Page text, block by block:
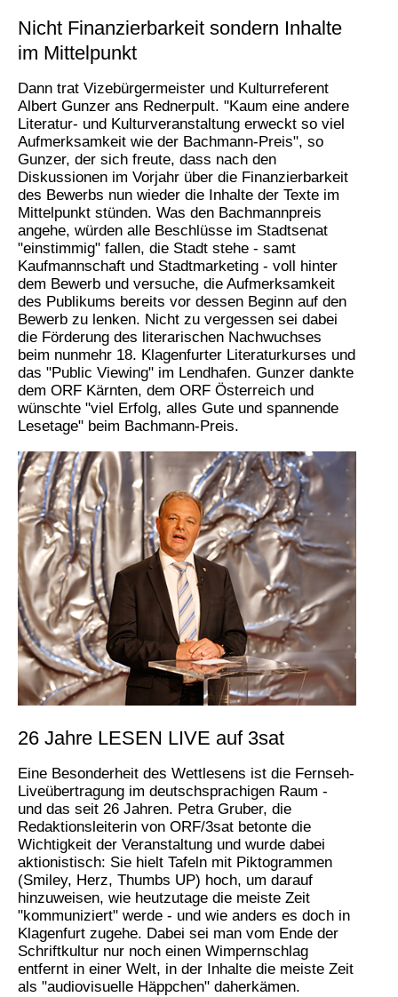
Nicht Finanzierbarkeit sondern Inhalte
im Mittelpunkt
Dann trat Vizebürgermeister und Kulturreferent
Albert Gunzer ans Rednerpult. "Kaum eine andere
Literatur- und Kulturveranstaltung erweckt so viel
Aufmerksamkeit wie der Bachmann-Preis", so
Gunzer, der sich freute, dass nach den
Diskussionen im Vorjahr über die Finanzierbarkeit
des Bewerbs nun wieder die Inhalte der Texte im
Mittelpunkt stünden. Was den Bachmannpreis
angehe, würden alle Beschlüsse im Stadtsenat
"einstimmig" fallen, die Stadt stehe - samt
Kaufmannschaft und Stadtmarketing - voll hinter
dem Bewerb und versuche, die Aufmerksamkeit
des Publikums bereits vor dessen Beginn auf den
Bewerb zu lenken. Nicht zu vergessen sei dabei
die Förderung des literarischen Nachwuchses
beim nunmehr 18. Klagenfurter Literaturkurses und
das "Public Viewing" im Lendhafen. Gunzer dankte
dem ORF Kärnten, dem ORF Österreich und
wünschte "viel Erfolg, alles Gute und spannende
Lesetage" beim Bachmann-Preis.
26 Jahre LESEN LIVE auf 3sat
Eine Besonderheit des Wettlesens ist die Fernseh-
Liveübertragung im deutschsprachigen Raum -
und das seit 26 Jahren. Petra Gruber, die
Redaktionsleiterin von ORF/3sat betonte die
Wichtigkeit der Veranstaltung und wurde dabei
aktionistisch: Sie hielt Tafeln mit Piktogrammen
(Smiley, Herz, Thumbs UP) hoch, um darauf
hinzuweisen, wie heutzutage die meiste Zeit
"kommuniziert" werde - und wie anders es doch in
Klagenfurt zugehe. Dabei sei man vom Ende der
Schriftkultur nur noch einen Wimpernschlag
entfernt in einer Welt, in der Inhalte die meiste Zeit
als "audiovisuelle Häppchen" daherkämen.